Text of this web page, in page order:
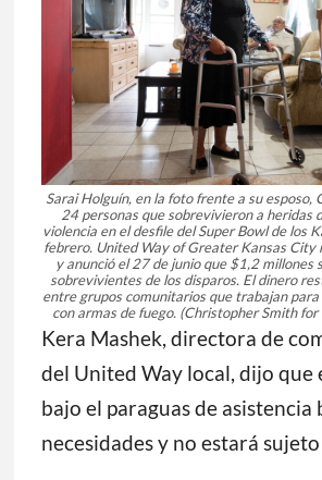
Sarai Holguín, en la foto frente a su esposo,
24 personas que sobrevivieron a heridas
violencia en el desfile del Super Bowl de los
febrero. United Way of Greater Kansas City
y anunció el 27 de junio que $1,2 millones
sobrevivientes de los disparos. El dinero
entre grupos comunitarios que trabajan
con armas de fuego. (Christopher Smith
Kera Mashek, directora de
del United Way local, dijo que
bajo el paraguas de asistencia
necesidades y no estará